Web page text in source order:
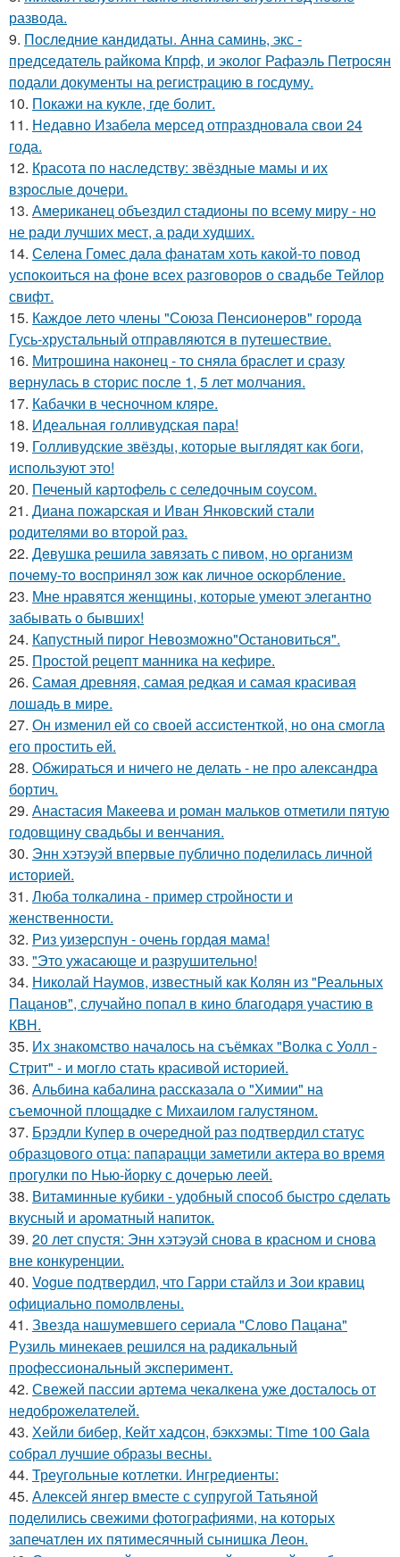
развода.
9. Последние кандидаты. Анна саминь, экс -
председатель райкома Кпрф, и эколог Рафаэль Петросян
подали документы на регистрацию в госдуму.
10. Покажи на кукле, где болит.
11. Недавно Изабела мерсед отпраздновала свои 24
года.
12. Красота по наследству: звёздные мамы и их
взрослые дочери.
13. Американец объездил стадионы по всему миру - но
не ради лучших мест, а ради худших.
14. Селена Гомес дала фанатам хоть какой-то повод
успокоиться на фоне всех разговоров о свадьбе Тейлор
свифт.
15. Каждое лето члены "Союза Пенсионеров" города
Гусь-хрустальный отправляются в путешествие.
16. Митрошина наконец - то сняла браслет и сразу
вернулась в сторис после 1, 5 лет молчания.
17. Кабачки в чесночном кляре.
18. Идеальная голливудская пара!
19. Голливудские звёзды, которые выглядят как боги,
используют это!
20. Печеный картофель с селедочным соусом.
21. Диана пожарская и Иван Янковский стали
родителями во второй раз.
22. Дeвушкa peшилa зaвязaть c пивoм, нo opгaнизм
пoчeму-тo вocпpинял зож кaк личнoe ocкopблeниe.
23. Мне нравятся женщины, которые умеют элегантно
забывать о бывших!
24. Капустный пирог Невозможно"Остановиться".
25. Простой рецепт манника на кефире.
26. Самая древняя, самая редкая и самая красивая
лошадь в мире.
27. Он изменил ей со своей ассистенткой, но она смогла
его простить ей.
28. Обжираться и ничего не делать - не про александра
бортич.
29. Анастасия Макеева и роман мальков отметили пятую
годовщину свадьбы и венчания.
30. Энн хэтэуэй впервые публично поделилась личной
историей.
31. Люба толкалина - пример стройности и
женственности.
32. Риз уизерспун - очень гордая мама!
33. "Это ужасающе и разрушительно!
34. Николай Наумов, известный как Колян из "Реальных
Пацанов", случайно попал в кино благодаря участию в
КВН.
35. Их знакомство началось на съёмках "Волка с Уолл -
Стрит" - и могло стать красивой историей.
36. Альбина кабалина рассказала о "Химии" на
съемочной площадке с Михаилом галустяном.
37. Брэдли Купер в очередной раз подтвердил статус
образцового отца: папарацци заметили актера во время
прогулки по Нью-йорку с дочерью леей.
38. Витаминные кубики - удобный способ быстро сделать
вкусный и ароматный напиток.
39. 20 лет спустя: Энн хэтэуэй снова в красном и снова
вне конкуренции.
40. Vogue подтвердил, что Гарри стайлз и Зои кравиц
официально помолвлены.
41. Звезда нашумевшего сериала "Слово Пацана"
Рузиль минекаев решился на радикальный
профессиональный эксперимент.
42. Свежей пассии артема чекалкена уже досталось от
недоброжелателей.
43. Хейли бибер, Кейт хадсон, бэкхэмы: Time 100 Gala
собрал лучшие образы весны.
44. Треугольные котлетки. Ингредиенты:
45. Алексей янгер вместе с супругой Татьяной
поделились свежими фотографиями, на которых
запечатлен их пятимесячный сынишка Леон.